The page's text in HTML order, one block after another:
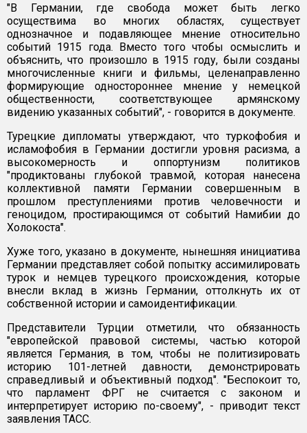
"В Германии, где свобода может быть легко
осуществима во многих областях, существует
однозначное и подавляющее мнение относительно
событий 1915 года. Вместо того чтобы осмыслить и
объяснить, что произошло в 1915 году, были созданы
многочисленные книги и фильмы, целенаправленно
формирующие одностороннее мнение у немецкой
общественности, соответствующее армянскому
видению указанных событий", - говорится в документе.
Турецкие дипломаты утверждают, что туркофобия и
исламофобия в Германии достигли уровня расизма, а
высокомерность и оппортунизм политиков
"продиктованы глубокой травмой, которая нанесена
коллективной памяти Германии совершенным в
прошлом преступлениями против человечности и
геноцидом, простирающимся от событий Намибии до
Холокоста".
Хуже того, указано в документе, нынешняя инициатива
Германии представляет собой попытку ассимилировать
турок и немцев турецкого происхождения, которые
внесли вклад в жизнь Германии, оттолкнуть их от
собственной истории и самоидентификации.
Представители Турции отметили, что обязанность
"европейской правовой системы, частью которой
является Германия, в том, чтобы не политизировать
историю 101-летней давности, демонстрировать
справедливый и объективный подход". "Беспокоит то,
что парламент ФРГ не считается с законом и
интерпретирует историю по-своему", - приводит текст
заявления ТАСС.